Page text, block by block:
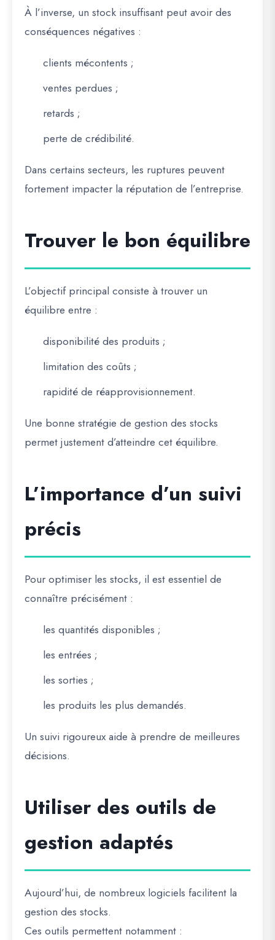
À l’inverse, un stock insuffisant peut avoir des
conséquences négatives :
clients mécontents ;
ventes perdues ;
retards ;
perte de crédibilité.
Dans certains secteurs, les ruptures peuvent
fortement impacter la réputation de l’entreprise.
Trouver le bon équilibre
L’objectif principal consiste à trouver un
équilibre entre :
disponibilité des produits ;
limitation des coûts ;
rapidité de réapprovisionnement.
Une bonne stratégie de gestion des stocks
permet justement d’atteindre cet équilibre.
L’importance d’un suivi
précis
Pour optimiser les stocks, il est essentiel de
connaître précisément :
les quantités disponibles ;
les entrées ;
les sorties ;
les produits les plus demandés.
Un suivi rigoureux aide à prendre de meilleures
décisions.
Utiliser des outils de
gestion adaptés
Aujourd’hui, de nombreux logiciels facilitent la
gestion des stocks.
Ces outils permettent notamment :